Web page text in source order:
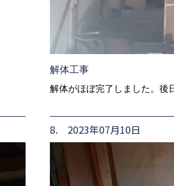
解体工事
解体がほぼ完了しました。後
8. 2023年07月10日